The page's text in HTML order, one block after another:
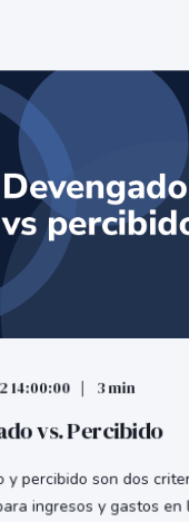
14:00:00 3 min
vs. Percibido
y percibido son dos
ingresos y gastos en